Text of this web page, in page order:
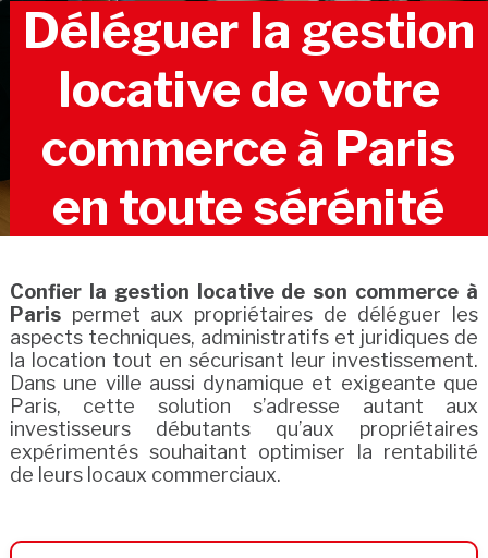
Déléguer la gestion
locative de votre
commerce à Paris
en toute sérénité
Confier la gestion locative de son commerce à
Parispermet aux propriétaires de déléguer les
aspects techniques, administratifs et juridiques de
la location tout en sécurisant leur investissement.
Dans une ville aussi dynamique et exigeante que
Paris, cette solution s’adresse autant aux
investisseurs débutants qu’aux propriétaires
expérimentés souhaitant optimiser la rentabilité
de leurs locaux commerciaux.